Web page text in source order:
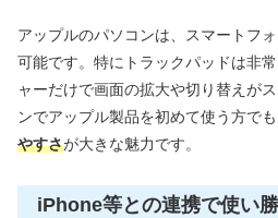
アップルのパソコンは、スマートフ
可能です。特にトラックパッドは非
ャーだけで画面の拡大や切り替えが
ンでアップル製品を初めて使う方でも
やすさが大きな魅力です。
iPhone等との連携で使い